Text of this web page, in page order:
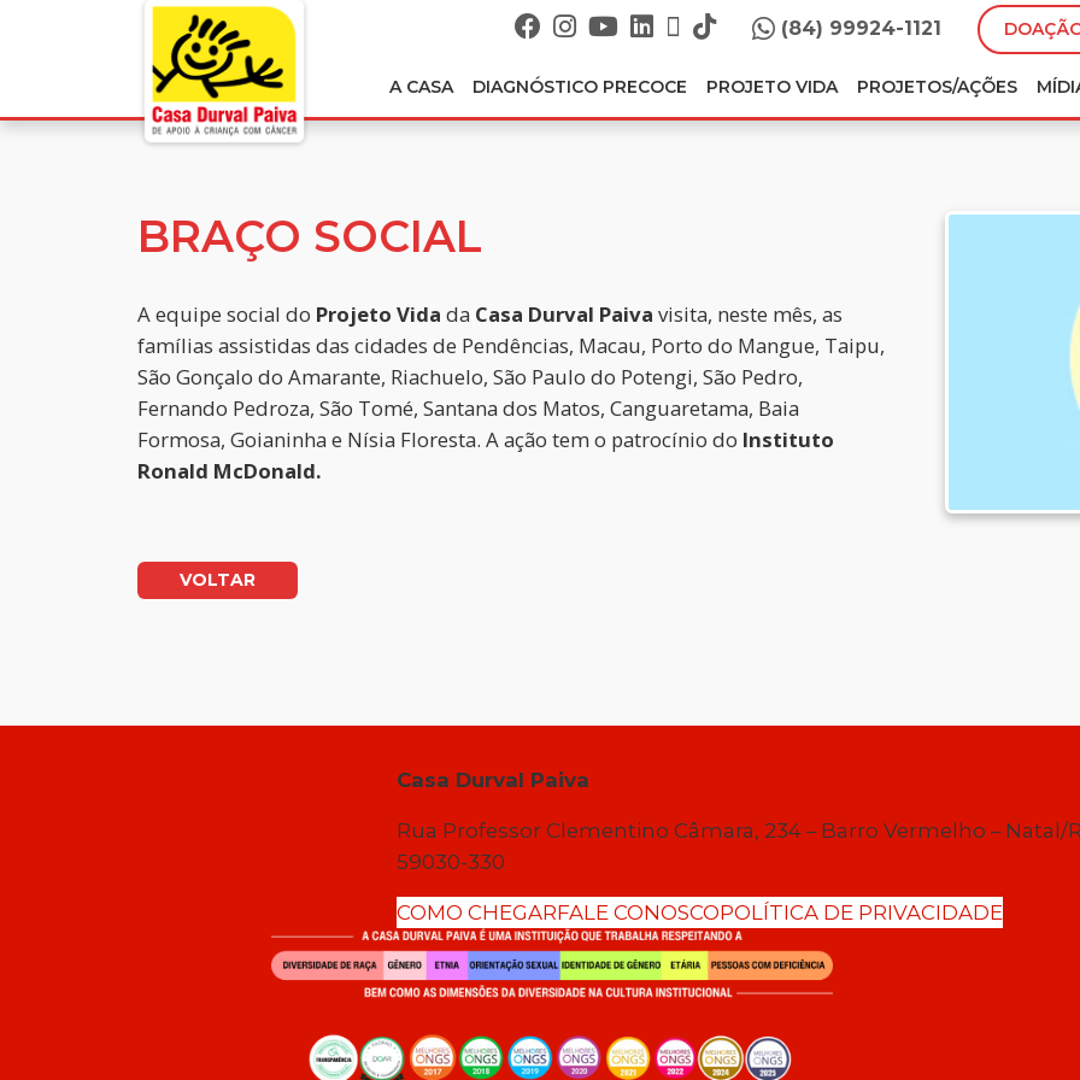
(84) 99924-1121
A CASA DIAGNÓSTICO PRECOCE PROJETO VIDA PROJETOS/AÇÕES
BRAÇO SOCIAL
A equipe social do Projeto Vida da Casa Durval Paiva visita, neste mês, as
famílias assistidas das cidades de Pendências, Macau, Porto do Mangue, Taipu,
São Gonçalo do Amarante, Riachuelo, São Paulo do Potengi, São Pedro,
Fernando Pedroza, São Tomé, Santana dos Matos, Canguaretama, Baia
Formosa, Goianinha e Nísia Floresta. A ação tem o patrocínio do Instituto
Ronald McDonald.
VOLTAR
Casa Durval Paiva
Rua Professor Clementino Câmara, 234 – Barro Vermelho – Natal/
59030-330
COMO CHEGARFALE CONOSCOPOLÍTICA DE PRIVACIDADE